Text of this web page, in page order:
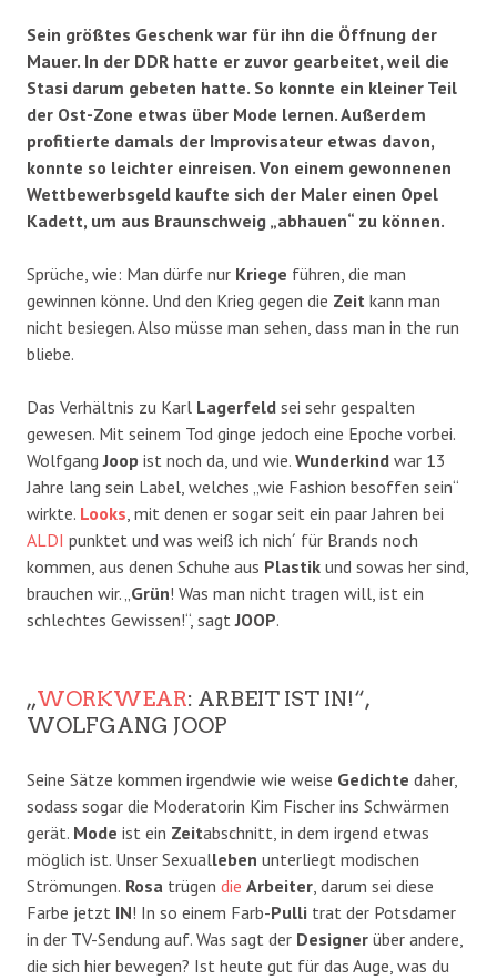
Sein größtes Geschenk war für ihn die Öffnung der
Mauer. In der DDR hatte er zuvor gearbeitet, weil die
Stasi darum gebeten hatte. So konnte ein kleiner Teil
der Ost-Zone etwas über Mode lernen. Außerdem
profitierte damals der Improvisateur etwas davon,
konnte so leichter einreisen. Von einem gewonnenen
Wettbewerbsgeld kaufte sich der Maler einen Opel
Kadett, um aus Braunschweig „abhauen“ zu können.
Sprüche, wie: Man dürfe nur Kriege führen, die man
gewinnen könne. Und den Krieg gegen die Zeit kann man
nicht besiegen. Also müsse man sehen, dass man in the run
bliebe.
Das Verhältnis zu Karl Lagerfeld sei sehr gespalten
gewesen. Mit seinem Tod ginge jedoch eine Epoche vorbei.
WolfgangJoop ist noch da, und wie. Wunderkind war 13
Jahre lang sein Label, welches „wie Fashion besoffen sein“
wirkte. Looks, mit denen er sogar seit ein paar Jahren bei
ALDI punktet und was weiß ich nich´ für Brands noch
kommen, aus denen Schuhe aus Plastik und sowas her sind,
brauchen wir. „Grün! Was man nicht tragen will, ist ein
schlechtes Gewissen!“, sagtJOOP.
„WORKWEAR: ARBEIT IST IN!“,
WOLFGANG JOOP
Seine Sätze kommen irgendwie wie weise Gedichte daher,
sodass sogar die Moderatorin Kim Fischer ins Schwärmen
gerät. Mode ist ein Zeitabschnitt, in dem irgend etwas
möglich ist. Unser Sexualleben unterliegt modischen
Strömungen. Rosa trügen die Arbeiter, darum sei diese
Farbe jetzt IN! In so einem Farb-Pulli trat der Potsdamer
in der TV-Sendung auf. Was sagt der Designer über andere,
die sich hier bewegen? Ist heute gut für das Auge, was du